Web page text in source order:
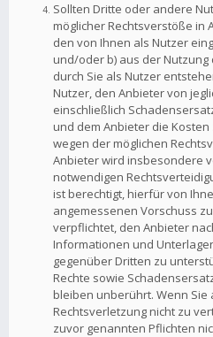
Sollten Dritte oder andere
möglicher Rechtsverstöße in
den von Ihnen als Nutzer
und/oder b) aus der
durch Sie als Nutzer
Nutzer, den Anbieter von
einschließlich
und dem Anbieter die
wegen der möglichen
Anbieter wird insbesondere
notwendigen
ist berechtigt, hierfür von
angemessenen Vorschuss
verpflichtet, den Anbieter
Informationen und
gegenüber Dritten zu
Rechte sowie
bleiben unberührt. Wenn Sie
Rechtsverletzung nicht zu
zuvor genannten Pflichten